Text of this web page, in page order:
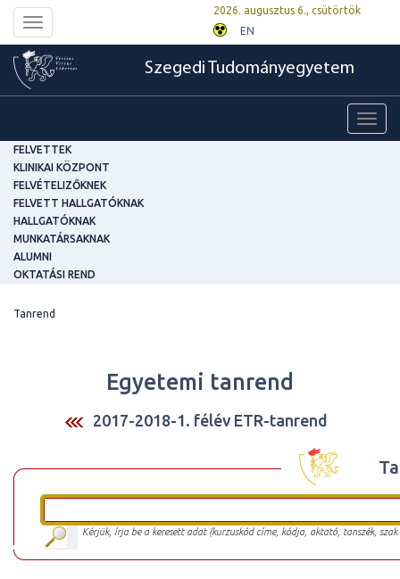
Toggle
navigation
2026. augusztus 6., csütörtök
EN
Szegedi Tudományegyetem
FELVETTEK
KLINIKAI KÖZPONT
FELVÉTELIZŐKNEK
FELVETT HALLGATÓKNAK
HALLGATÓKNAK
MUNKATÁRSAKNAK
ALUMNI
OKTATÁSI REND
Tanrend
Egyetemi tanrend
2017-2018-1. félév ETR-tanrend
Kérjük, írja be a keresett adat (kurzuskód címe, kódja, oktató, tanszék,